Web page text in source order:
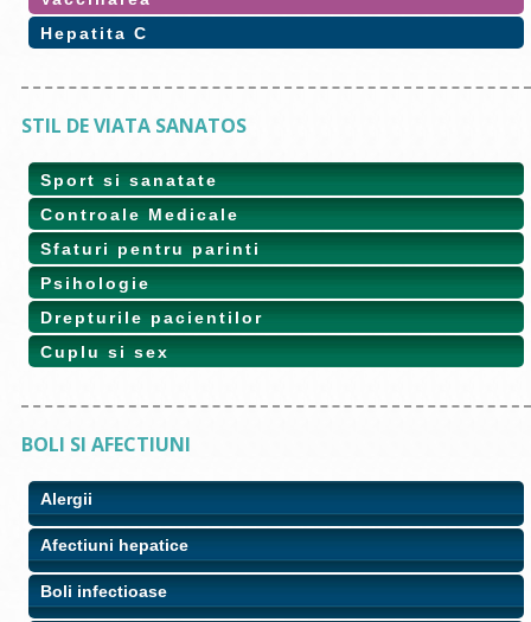
Hepatita C
STIL DE VIATA SANATOS
Sport si sanatate
Controale Medicale
Sfaturi pentru parinti
Psihologie
Drepturile pacientilor
Cuplu si sex
BOLI SI AFECTIUNI
Alergii
Afectiuni hepatice
Boli infectioase